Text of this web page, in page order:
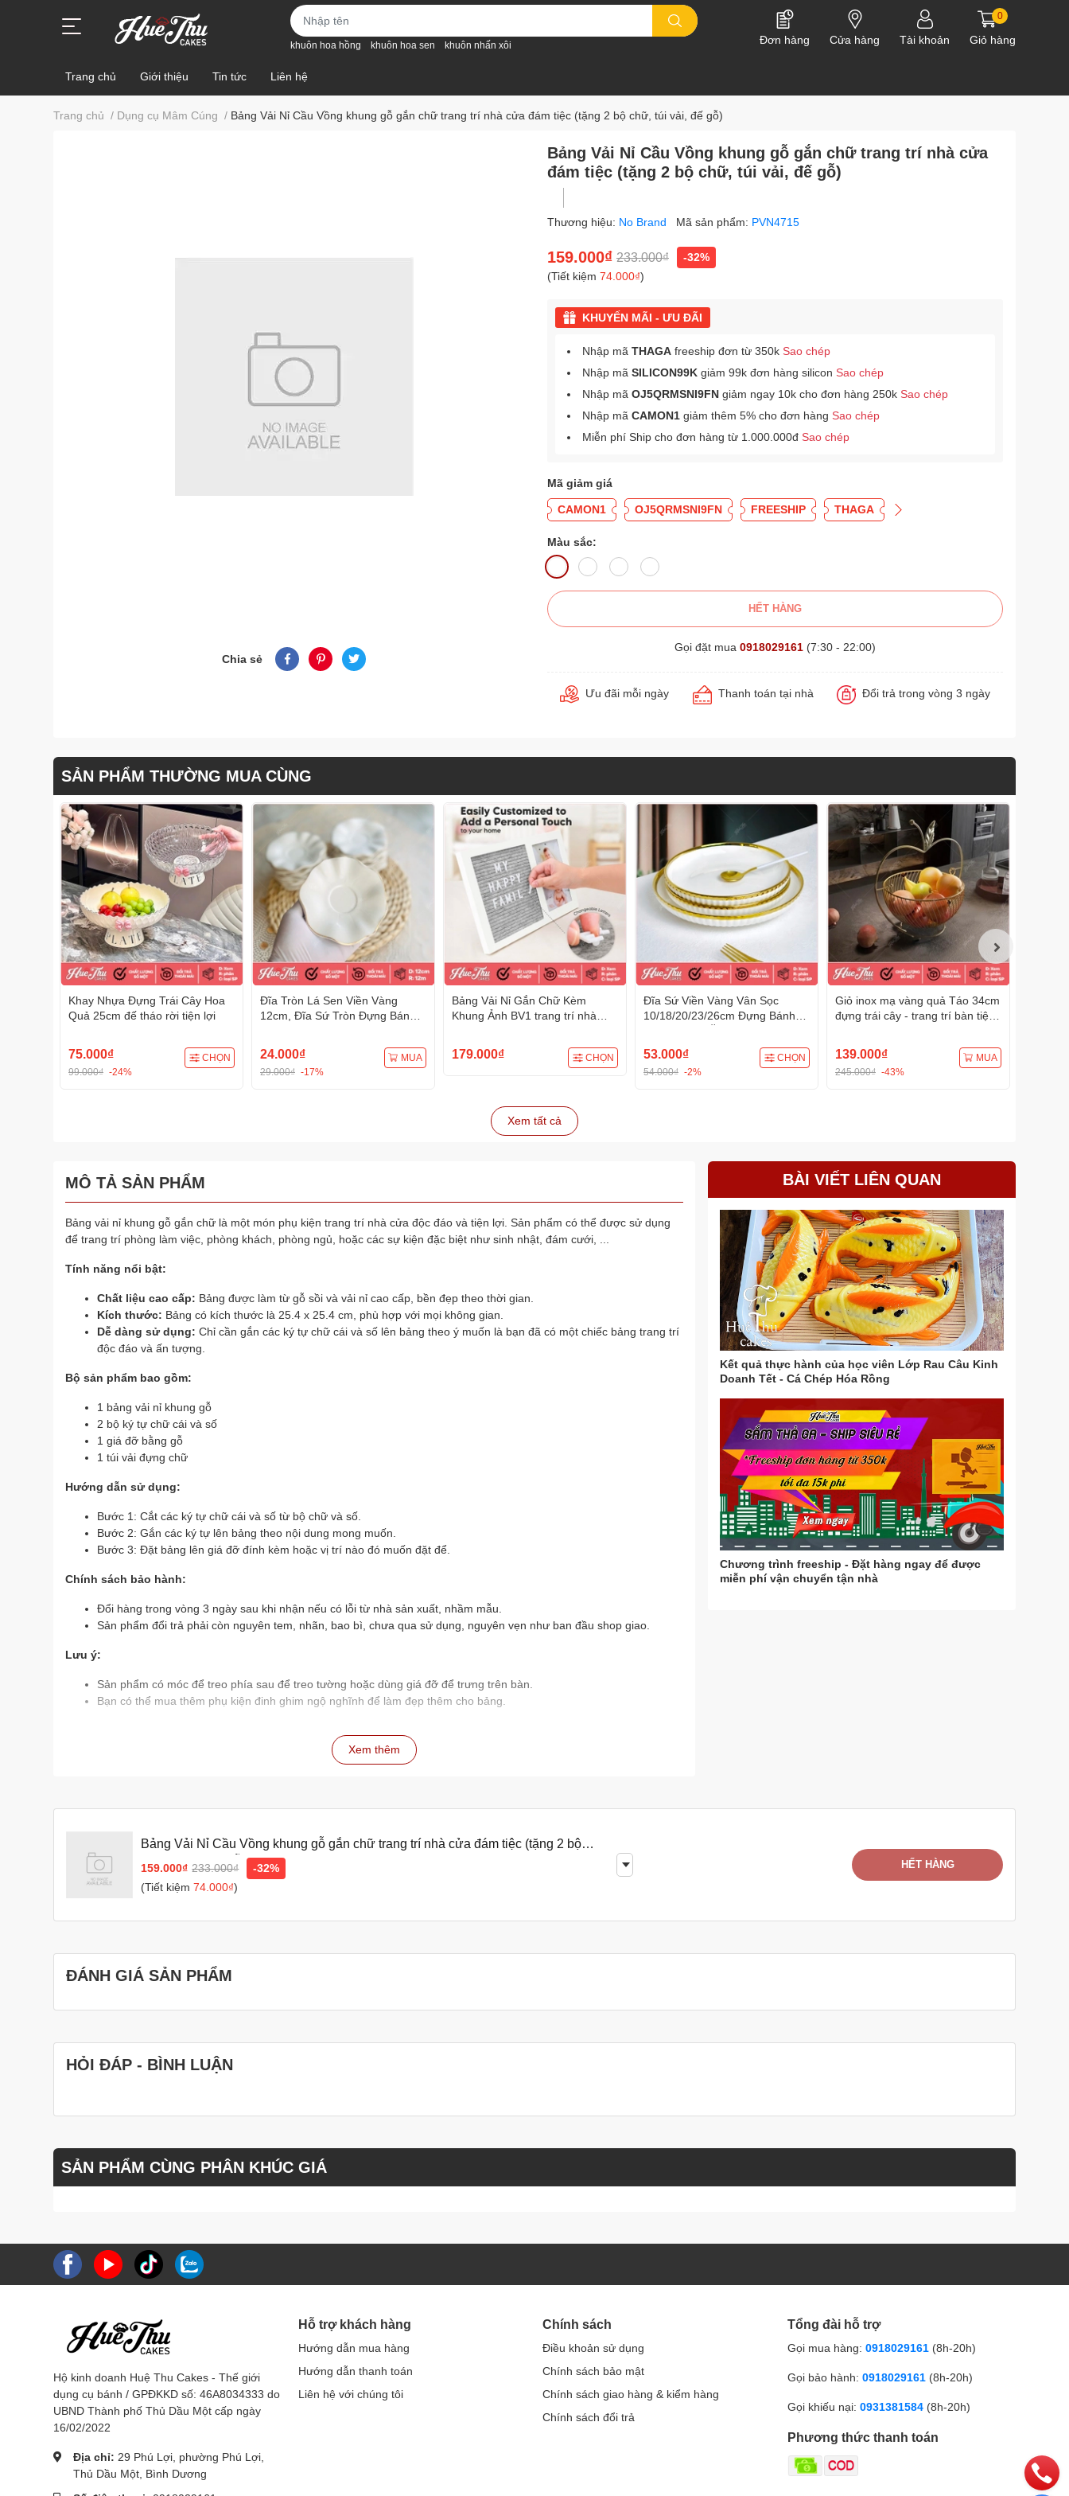
khuôn hoa hồng khuôn hoa sen khuôn nhấn xôi Đơn hàng Cửa hàng Tài khoản
0
Giỏ hàng
Trang chủ Giới thiệu Tin tức Liên hệ
Trang chủ / Dụng cụ Mâm Cúng / Bảng Vải Nỉ Cầu Vồng khung gỗ gắn chữ trang trí nhà cửa đám tiệc (tặng 2 bộ chữ, túi vải, đế gỗ)
Chia sẻ
Bảng Vải Nỉ Cầu Vồng khung gỗ gắn chữ trang trí nhà cửa
đám tiệc (tặng 2 bộ chữ, túi vải, đế gỗ)
Thương hiệu: No Brand Mã sản phẩm: PVN4715
159.000₫ 233.000₫
-32%
(Tiết kiệm 74.000₫)
KHUYẾN MÃI - ƯU ĐÃI
Nhập mã THAGA freeship đơn từ 350k Sao chép
Nhập mã SILICON99K giảm 99k đơn hàng silicon Sao chép
Nhập mã OJ5QRMSNI9FN giảm ngay 10k cho đơn hàng 250k Sao chép
Nhập mã CAMON1 giảm thêm 5% cho đơn hàng Sao chép
Miễn phí Ship cho đơn hàng từ 1.000.000đ Sao chép
Mã giảm giá
CAMON1 OJ5QRMSNI9FN FREESHIP THAGA
Màu sắc:
HẾT HÀNG
Gọi đặt mua 0918029161 (7:30 - 22:00)
Ưu đãi mỗi ngày Thanh toán tại nhà Đổi trả trong vòng 3 ngày
SẢN PHẨM THƯỜNG MUA CÙNG
Khay Nhựa Đựng Trái Cây Hoa
Quả 25cm đế tháo rời tiện lợi
75.000₫
99.000₫ -24%
CHỌN
Đĩa Tròn Lá Sen Viền Vàng
12cm, Đĩa Sứ Tròn Đựng Bánh
trí đồ ăn, bàn tiệc, mâm cúng
24.000₫
29.000₫ -17%
MUA
Bảng Vải Nỉ Gắn Chữ Kèm
Khung Ảnh BV1 trang trí nhà
179.000₫ CHỌN
Đĩa Sứ Viền Vàng Vân Sọc
10/18/20/23/26cm Đựng Bánh
53.000₫
54.000₫ -2%
CHỌN
Giỏ inox mạ vàng quả Táo 34cm
đựng trái cây - trang trí bàn tiệc
139.000₫
245.000₫ -43%
MUA
Xem tất cả
MÔ TẢ SẢN PHẨM
Bảng vải nỉ khung gỗ gắn chữ là một món phụ kiện trang trí nhà cửa độc đáo và tiện lợi. Sản phẩm có thể được sử dụng
để trang trí phòng làm việc, phòng khách, phòng ngủ, hoặc các sự kiện đặc biệt như sinh nhật, đám cưới, ...
Tính năng nổi bật:
Chất liệu cao cấp: Bảng được làm từ gỗ sồi và vải nỉ cao cấp, bền đẹp theo thời gian.
Kích thước: Bảng có kích thước là 25.4 x 25.4 cm, phù hợp với mọi không gian.
Dễ dàng sử dụng: Chỉ cần gắn các ký tự chữ cái và số lên bảng theo ý muốn là bạn đã có một chiếc bảng trang trí
độc đáo và ấn tượng.
Bộ sản phẩm bao gồm:
1 bảng vải nỉ khung gỗ
2 bộ ký tự chữ cái và số
1 giá đỡ bằng gỗ
1 túi vải đựng chữ
Hướng dẫn sử dụng:
Bước 1: Cắt các ký tự chữ cái và số từ bộ chữ và số.
Bước 2: Gắn các ký tự lên bảng theo nội dung mong muốn.
Bước 3: Đặt bảng lên giá đỡ đính kèm hoặc vị trí nào đó muốn đặt để.
Chính sách bảo hành:
Đổi hàng trong vòng 3 ngày sau khi nhận nếu có lỗi từ nhà sản xuất, nhầm mẫu.
Sản phẩm đổi trả phải còn nguyên tem, nhãn, bao bì, chưa qua sử dụng, nguyên vẹn như ban đầu shop giao.
Lưu ý:
Sản phẩm có móc để treo phía sau để treo tường hoặc dùng giá đỡ để trưng trên bàn.
Bạn có thể mua thêm phụ kiện đinh ghim ngộ nghĩnh để làm đẹp thêm cho bảng.
Xem thêm
BÀI VIẾT LIÊN QUAN
Kết quả thực hành của học viên Lớp Rau Câu Kinh
Doanh Tết - Cá Chép Hóa Rồng
Chương trình freeship - Đặt hàng ngay để được
miễn phí vận chuyển tận nhà
Bảng Vải Nỉ Cầu Vồng khung gỗ gắn chữ trang trí nhà cửa đám tiệc (tặng 2 bộ
chữ, túi vải, đế gỗ)
159.000₫ 233.000₫
-32%
(Tiết kiệm74.000₫)
HẾT HÀNG
ĐÁNH GIÁ SẢN PHẨM
HỎI ĐÁP - BÌNH LUẬN
SẢN PHẨM CÙNG PHÂN KHÚC GIÁ
Hộ kinh doanh Huệ Thu Cakes - Thế giới
dụng cụ bánh / GPĐKKD số: 46A8034333 do
UBND Thành phố Thủ Dầu Một cấp ngày
16/02/2022
Địa chỉ: 29 Phú Lợi, phường Phú Lợi,
Thủ Dầu Một, Bình Dương
Hỗ trợ khách hàng
Hướng dẫn mua hàng
Hướng dẫn thanh toán
Liên hệ với chúng tôi
Chính sách
Điều khoản sử dụng
Chính sách bảo mật
Chính sách giao hàng & kiểm hàng
Chính sách đổi trả
Tổng đài hỗ trợ
Gọi mua hàng: 0918029161 (8h-20h)
Gọi bảo hành: 0918029161 (8h-20h)
Gọi khiếu nại: 0931381584 (8h-20h)
Phương thức thanh toán